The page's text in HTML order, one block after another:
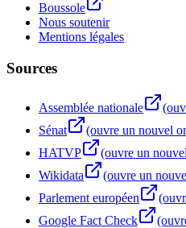
Boussole
Nous soutenir
Mentions légales
Sources
Assemblée nationale
Sénat
(ouvre un nouvel
HATVP
(ouvre un
Wikidata
(ouvre un
Parlement européen
Google Fact Check